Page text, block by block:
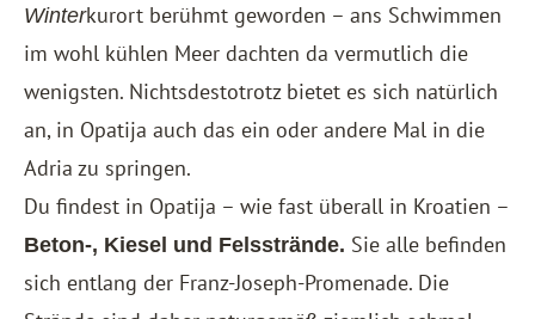
Winterkurort berühmt geworden – ans Schwimmen
im wohl kühlen Meer dachten da vermutlich die
wenigsten. Nichtsdestotrotz bietet es sich natürlich
an, in Opatija auch das ein oder andere Mal in die
Adria zu springen.
Du findest in Opatija – wie fast überall in Kroatien –
Beton-, Kiesel und Felsstrände. Sie alle befinden
sich entlang der Franz-Joseph-Promenade. Die